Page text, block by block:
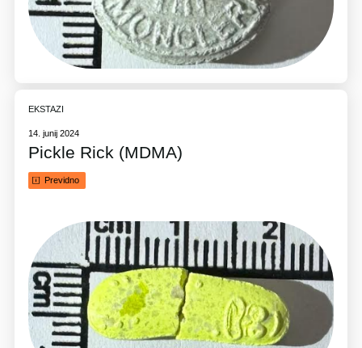
EKSTAZI
14. junij 2024
Pickle Rick (MDMA)
Previdno